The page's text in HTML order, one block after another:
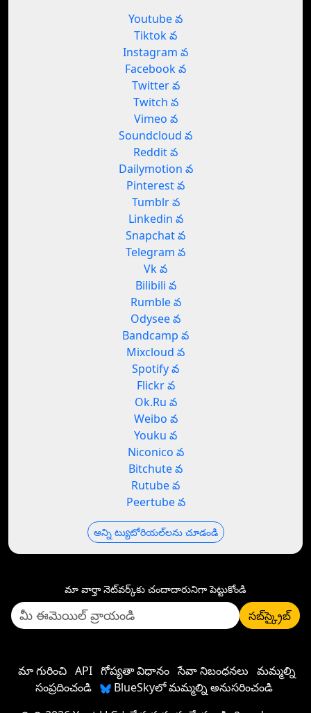
Youtube వ
Tiktok వ
Instagram వ
Facebook వ
Twitter వ
Twitch వ
Vimeo వ
Soundcloud వ
Reddit వ
Dailymotion వ
Pinterest వ
Tumblr వ
Linkedin వ
Snapchat వ
Telegram వ
Vk వ
Bilibili వ
Rumble వ
Odysee వ
Bandcamp వ
Mixcloud వ
Spotify వ
Flickr వ
Ok.Ru వ
Weibo వ
Youku వ
Niconico వ
Bitchute వ
Rutube వ
Peertube వ
అన్ని ట్యుటోరియల్‌లను చూడండి
మా వార్తా నెట్‌వర్క్‌కు చందాదారునిగా పెట్టుకోండి
సబ్‌స్క్రైబ్
మా గురించి API గోప్యతా విధానం సేవా నిబంధనలు మమ్మల్ని
సంప్రదించండి
BlueSkyలో మమ్మల్ని అనుసరించండి